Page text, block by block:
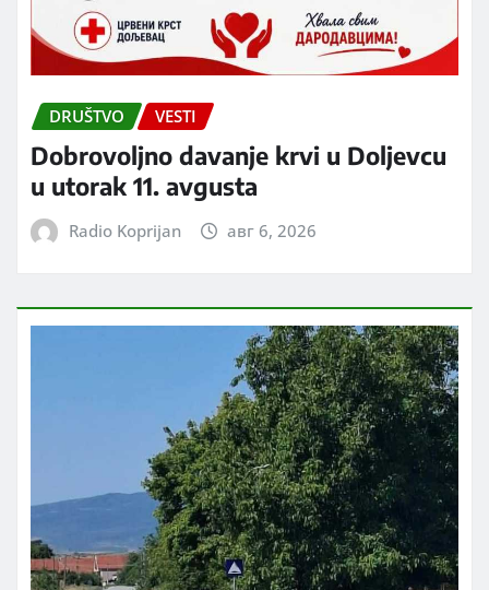
DRUŠTVO VESTI
Dobrovoljno davanje krvi u Doljevcu
u utorak 11. avgusta
Radio Koprijan авг 6, 2026